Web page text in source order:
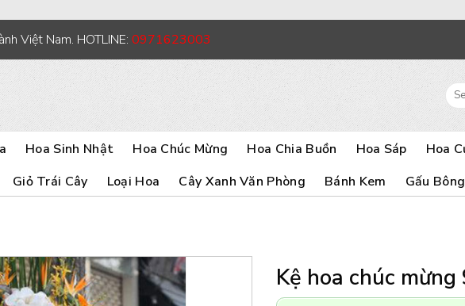
Việt Nam. HOTLINE: 0971623003
for:
Hoa Sinh Nhật Hoa Chúc Mừng Hoa Chia Buồn Hoa Sáp Hoa
Giỏ Trái Cây
Loại Hoa Cây Xanh Văn Phòng Bánh Kem Gấu Bông
Kệ hoa chúc mừng